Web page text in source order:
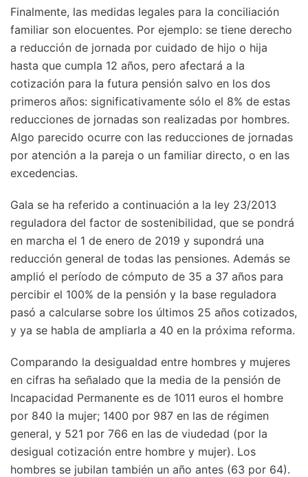
Finalmente, las medidas legales para la conciliación
familiar son elocuentes. Por ejemplo: se tiene derecho
a reducción de jornada por cuidado de hijo o hija
hasta que cumpla 12 años, pero afectará a la
cotización para la futura pensión salvo en los dos
primeros años: significativamente sólo el 8% de estas
reducciones de jornadas son realizadas por hombres.
Algo parecido ocurre con las reducciones de jornadas
por atención a la pareja o un familiar directo, o en las
excedencias.
Gala se ha referido a continuación a la ley 23/2013
reguladora del factor de sostenibilidad, que se pondrá
en marcha el 1 de enero de 2019 y supondrá una
reducción general de todas las pensiones. Además se
amplió el período de cómputo de 35 a 37 años para
percibir el 100% de la pensión y la base reguladora
pasó a calcularse sobre los últimos 25 años cotizados,
y ya se habla de ampliarla a 40 en la próxima reforma.
Comparando la desigualdad entre hombres y mujeres
en cifras ha señalado que la media de la pensión de
Incapacidad Permanente es de 1011 euros el hombre
por 840 la mujer; 1400 por 987 en las de régimen
general, y 521 por 766 en las de viudedad (por la
desigual cotización entre hombre y mujer). Los
hombres se jubilan también un año antes (63 por 64).